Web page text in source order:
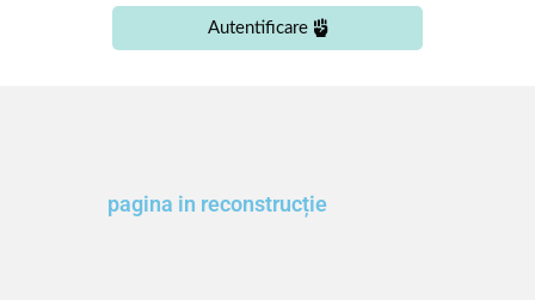
Autentificare
pagina in reconstrucție